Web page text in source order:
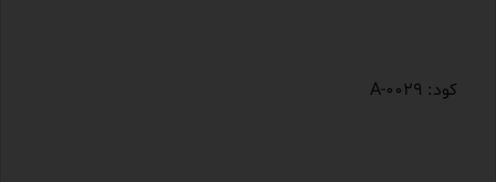
کود: A-0029